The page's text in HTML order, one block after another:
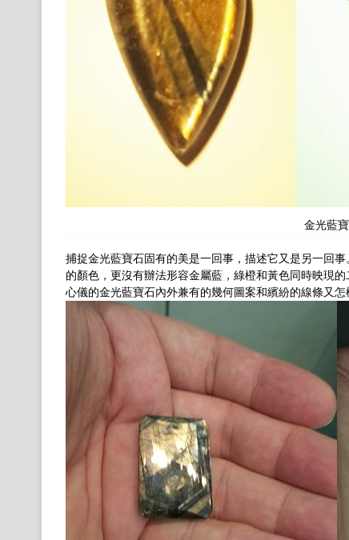
金光藍
捕捉金光藍寶石固有的美是一回事，描述它又是另一回
的顏色，更沒有辦法形容金屬藍，綠橙和黃色同時映現
心儀的金光藍寶石內外兼有的幾何圖案和繽紛的線條又怎